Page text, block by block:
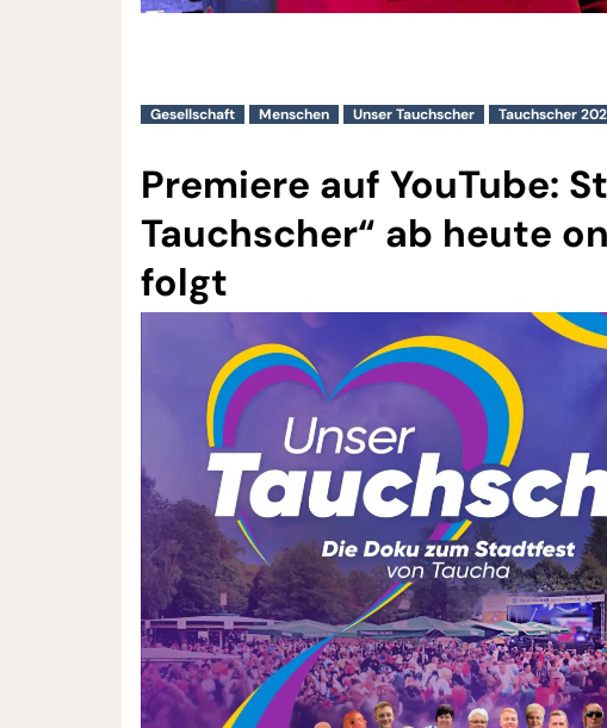
Gesellschaft Menschen Unser Tauchscher Tauchscher
Premiere auf YouTube:
Tauchscher“ ab heute
folgt